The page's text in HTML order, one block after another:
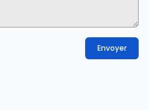
Envoyer